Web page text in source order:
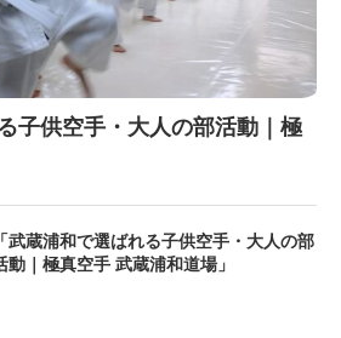
子供空手・大人の部活動｜極
「武蔵浦和で選ばれる子供空手・大人の部
動｜極真空手 武蔵浦和道場」